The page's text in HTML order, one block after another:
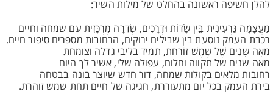
להלן חשיפה ראשונה בהחלט של מילות השיר:
מַעֲצָמָה גַּרְעִינִית בֵּין שָׂדוֹת וּדְרָכִים, שְׂדֵרָה מֶרְכָּזִית עם שמחה וחיים
רכבת העמק נוסעת בין שבילים ירוקים, הרחובות מספרים סיפור חיים.
מֵאָה שָׁנִים שֶׁל שֶׁמֶשׁ זוֹרַחַת, תמיד בליבי גדלה וצומחת
מאה שנים של תקווה וחלום, עפולה שלי, אשיר לך היום
רחובות מלאים בקולות שמחה, דור חדש שיוצר בונה בבטחה
בירת העמק בכל יום מתעוררת, חגיגה של חיים תחת שמש זוהרת.